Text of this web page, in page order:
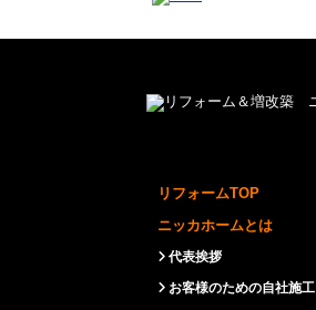
リフォームTOP
ニッカホームとは
代表挨拶
お客様のための自社施工